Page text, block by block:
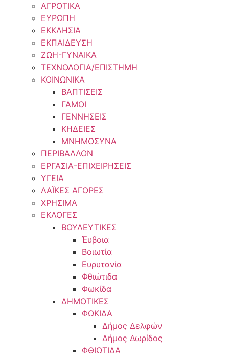
ΑΓΡΟΤΙΚΑ
ΕΥΡΩΠΗ
ΕΚΚΛΗΣΙΑ
ΕΚΠΑΙΔΕΥΣΗ
ΖΩΗ-ΓΥΝΑΙΚΑ
ΤΕΧΝΟΛΟΓΙΑ/ΕΠΙΣΤΗΜΗ
ΚΟΙΝΩΝΙΚΑ
ΒΑΠΤΙΣΕΙΣ
ΓΑΜΟΙ
ΓΕΝΝΗΣΕΙΣ
ΚΗΔΕΙΕΣ
ΜΝΗΜΟΣΥΝΑ
ΠΕΡΙΒΑΛΛΟΝ
ΕΡΓΑΣΙΑ-ΕΠΙΧΕΙΡΗΣΕΙΣ
ΥΓΕΙΑ
ΛΑΪΚΕΣ ΑΓΟΡΕΣ
ΧΡΗΣΙΜΑ
ΕΚΛΟΓΕΣ
ΒΟΥΛΕΥΤΙΚΕΣ
Έυβοια
Βοιωτία
Ευρυτανία
Φθιώτιδα
Φωκίδα
ΔΗΜΟΤΙΚΕΣ
ΦΩΚΙΔΑ
Δήμος Δελφών
Δήμος Δωρίδος
ΦΘΙΩΤΙΔΑ